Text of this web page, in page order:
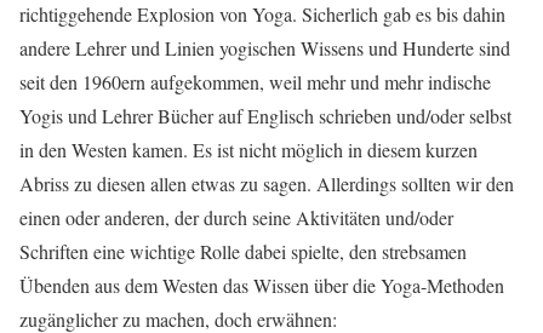
richtiggehende Explosion von Yoga. Sicherlich gab es bis dahin
andere Lehrer und Linien yogischen Wissens und Hunderte sind
seit den 1960ern aufgekommen, weil mehr und mehr indische
Yogis und Lehrer Bücher auf Englisch schrieben und/oder selbst
in den Westen kamen. Es ist nicht möglich in diesem kurzen
Abriss zu diesen allen etwas zu sagen. Allerdings sollten wir den
einen oder anderen, der durch seine Aktivitäten und/oder
Schriften eine wichtige Rolle dabei spielte, den strebsamen
Übenden aus dem Westen das Wissen über die Yoga-Methoden
zugänglicher zu machen, doch erwähnen: